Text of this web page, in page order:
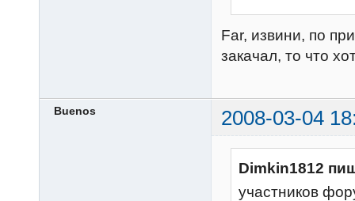
Far, извини, по
закачал, то что
Buenos 2008-03-04
Dimkin1812
участников